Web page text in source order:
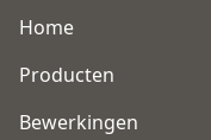
Home
Producten
Bewerkingen